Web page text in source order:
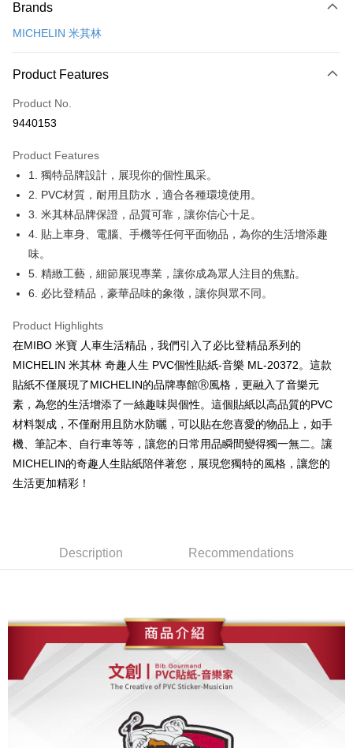
Credit Card (Full Payment)
Credit Card Installments
0% for 3 months
Hua Nan Commercial Bank
The Shanghai Commercial &
Cathay United Bank
Bank
Taiwan Business Bank
Taichung Commercial Bank
HSBC Bank (Taiwan) Limited
Hwatai Bank
Yuanta Commercial Bank
Bank SinoPac
E.SUN Commercial Bank
Taishin International Bank
CTBC Bank
Taiwan Rakuten Card, Inc.
Convenience Store Pickup and Pay
LINE Pay
Apple Pay
Easy Wallet
Google Pay
Plus Pay
ATM Transfer
Shipping Method
全家取貨付款
NT$60/order | Free shipping on orders of NT$699 or more
線上付款後全家取貨
7-11取貨付款
NT$60/order | Free shipping on orders of NT$699 or more
Brands
MICHELIN 米其林
Product Features
Product No.
9440153
Product Features
1. 獨特品牌設計，展現你的個性風采。
2. PVC材質，耐用且防水，適合各種環境使用。
3. 米其林品牌保證，品質可靠，讓你信心十足。
4. 貼上車身、電腦、手機等任何平面物品，為你的生活增添趣
味。
5. 精緻工藝，細節展現專業，讓你成為眾人注目的焦點。
6. 必比登精品，豪華品味的象徵，讓你與眾不同。
Product Highlights
在MIBO 米寶 人車生活精品，我們引入了必比登精品系列的
MICHELIN 米其林 奇趣人生 PVC個性貼紙-音樂 ML-20372。這款
貼紙不僅展現了MICHELIN的品牌專館Ⓡ風格，更融入了音樂元
素，為您的生活增添了一絲趣味與個性。這個貼紙以高品質的PVC
材料製成，不僅耐用且防水防曬，可以貼在您喜愛的物品上，如手
機、筆記本、自行車等等，讓您的日常用品瞬間變得獨一無二。讓
MICHELIN的奇趣人生貼紙陪伴著您，展現您獨特的風格，讓您的
生活更加精彩！
Description Recommendations